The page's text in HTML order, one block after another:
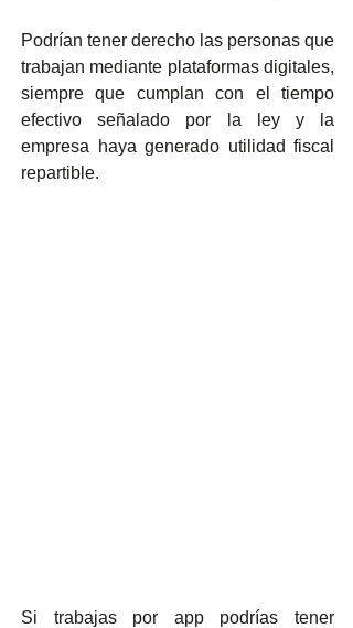
Podrían tener derecho las personas que
trabajan mediante plataformas digitales,
siempre que cumplan con el tiempo
efectivo señalado por la ley y la
empresa haya generado utilidad fiscal
repartible.
Si trabajas por app podrías tener